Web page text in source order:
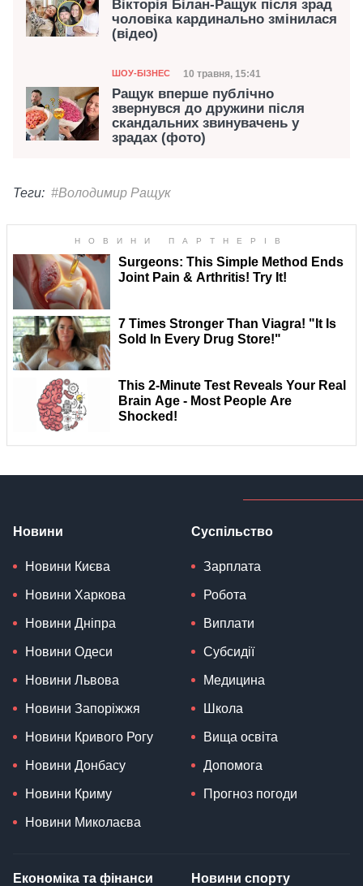
Вікторія Білан-Ращук після зрад
чоловіка кардинально змінилася
(відео)
Категорія
ШОУ-БІЗНЕС Дата публікації
10 травня, 15:41
Ращук вперше публічно
звернувся до дружини після
скандальних звинувачень у
зрадах (фото)
Теги: #Володимир Ращук
Новини
Новини Києва
Новини Харкова
Новини Дніпра
Новини Одеси
Новини Львова
Новини Запоріжжя
Новини Кривого Рогу
Новини Донбасу
Новини Криму
Новини Миколаєва
Суспільство
Зарплата
Робота
Виплати
Субсидії
Медицина
Школа
Вища освіта
Допомога
Прогноз погоди
Економіка та фінанси Новини спорту